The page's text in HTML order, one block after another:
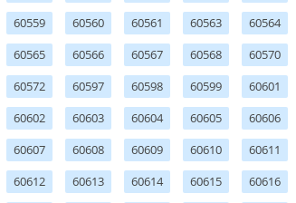
60559
60560 60561 60563
60564
60565
60566 60567 60568
60570
60572
60597 60598 60599
60601
60602
60603 60604 60605
60606
60607
60608 60609 60610
60611
60612
60613 60614 60615 60616